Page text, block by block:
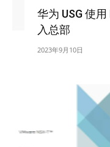
华为 USG 使
入总部
2023年9月10日